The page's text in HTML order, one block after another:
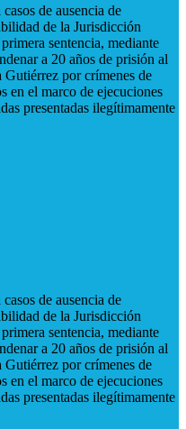
de ausencia de
de la Jurisdicción
sentencia, mediante
a 20 años de prisión al
por crímenes de
en el marco de ejecuciones
presentadas ilegítimamente
de ausencia de
de la Jurisdicción
sentencia, mediante
a 20 años de prisión al
por crímenes de
en el marco de ejecuciones
presentadas ilegítimamente